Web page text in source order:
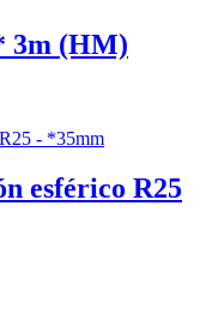
3m (HM)
esférico R25